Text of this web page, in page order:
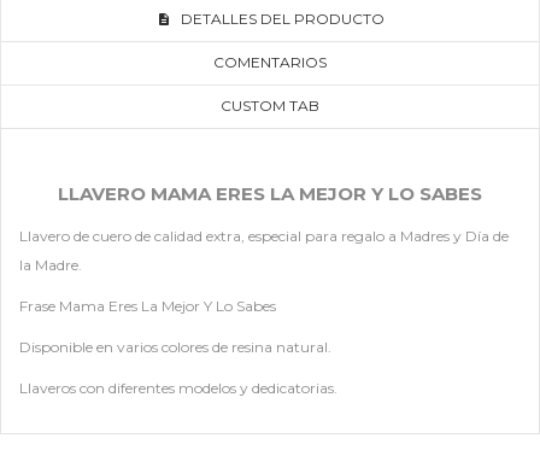
DETALLES DEL PRODUCTO
COMENTARIOS
CUSTOM TAB
LLAVERO MAMA ERES LA MEJOR Y LO SABES
Llavero de cuero de calidad extra, especial para regalo a Madres y Día de
la Madre.
Frase Mama Eres La Mejor Y Lo Sabes
Disponible en varios colores de resina natural.
Llaveros con diferentes modelos y dedicatorias.